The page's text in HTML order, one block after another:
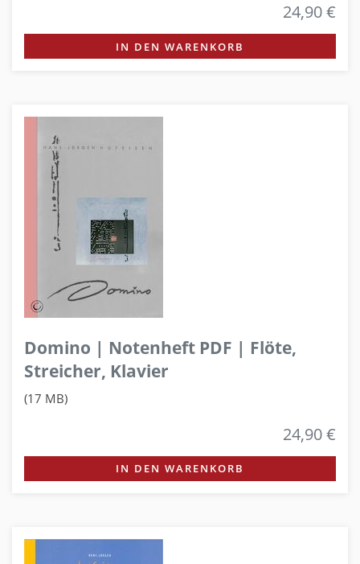
24,90 €
IN DEN WARENKORB
Domino | Notenheft PDF | Flöte,
Streicher, Klavier
(17 MB)
24,90 €
IN DEN WARENKORB